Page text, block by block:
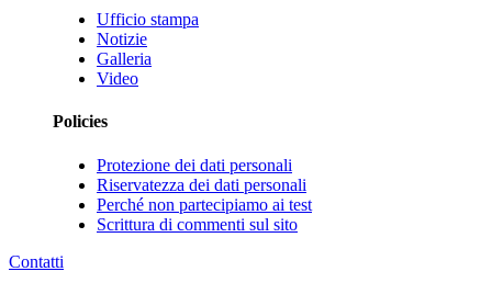
Ufficio stampa
Notizie
Galleria
Video
Policies
Protezione dei dati personali
Riservatezza dei dati personali
Perché non partecipiamo ai test
Scrittura di commenti sul sito
Contatti